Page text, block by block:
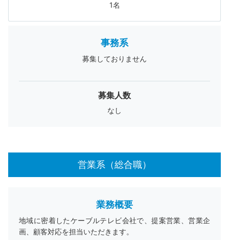
1名
事務系
募集しておりません
募集人数
なし
営業系（総合職）
業務概要
地域に密着したケーブルテレビ会社で、提案営業、営業企
画、顧客対応を担当いただきます。